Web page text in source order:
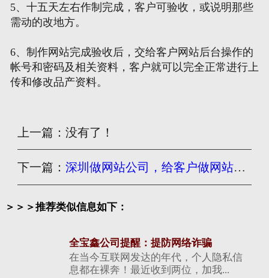
5、十五天左右作制完成，客户可验收，或说明那些
需动的改地方。
6、制作网站完成验收后，交给客户网站后台操作的
帐号和密码及相关资料，客户就可以完全正常进行上
传和修改品产资料。
上一篇：没有了！
下一篇：深圳做网站公司，给客户做网站八大保障承诺
＞＞＞推荐类似信息如下：
全宝鑫公司提醒：提防网络诈骗
在当今互联网发达的年代，个人隐私信
息都在裸奔！最近收到两位，加我...